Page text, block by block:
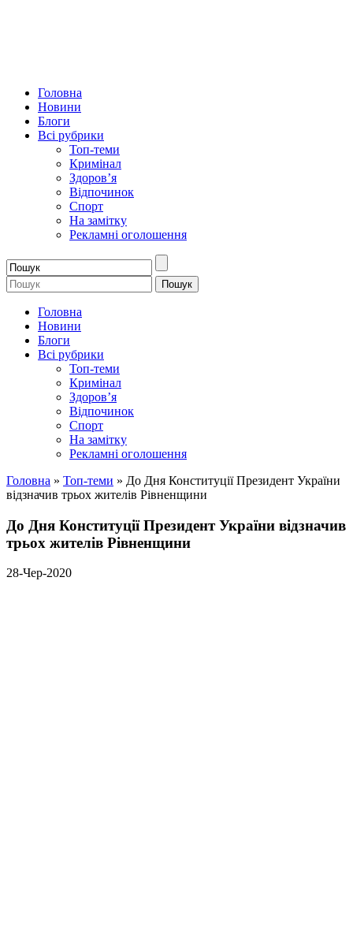
Головна
Новини
Блоги
Всі рубрики
Топ-теми
Кримінал
Здоров’я
Відпочинок
Спорт
На замітку
Рекламні оголошення
Головна
Новини
Блоги
Всі рубрики
Топ-теми
Кримінал
Здоров’я
Відпочинок
Спорт
На замітку
Рекламні оголошення
Головна » Топ-теми » До Дня Конституції Президент України
відзначив трьох жителів Рівненщини
До Дня Конституції Президент України відзначив
трьох жителів Рівненщини
28-Чер-2020